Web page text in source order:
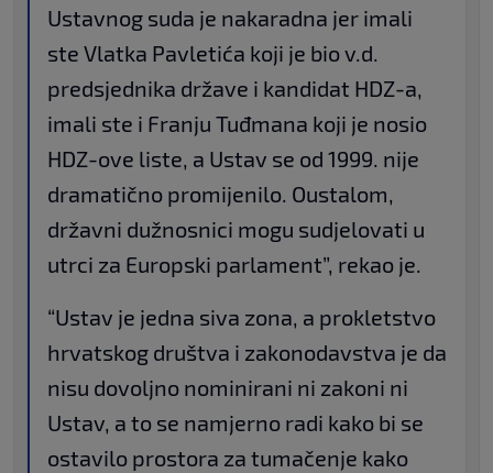
Ustavnog suda je nakaradna jer imali
ste Vlatka Pavletića koji je bio v.d.
predsjednika države i kandidat HDZ-a,
imali ste i Franju Tuđmana koji je nosio
HDZ-ove liste, a Ustav se od 1999. nije
dramatično promijenilo. Oustalom,
državni dužnosnici mogu sudjelovati u
utrci za Europski parlament”, rekao je.
“Ustav je jedna siva zona, a prokletstvo
hrvatskog društva i zakonodavstva je da
nisu dovoljno nominirani ni zakoni ni
Ustav, a to se namjerno radi kako bi se
ostavilo prostora za tumačenje kako